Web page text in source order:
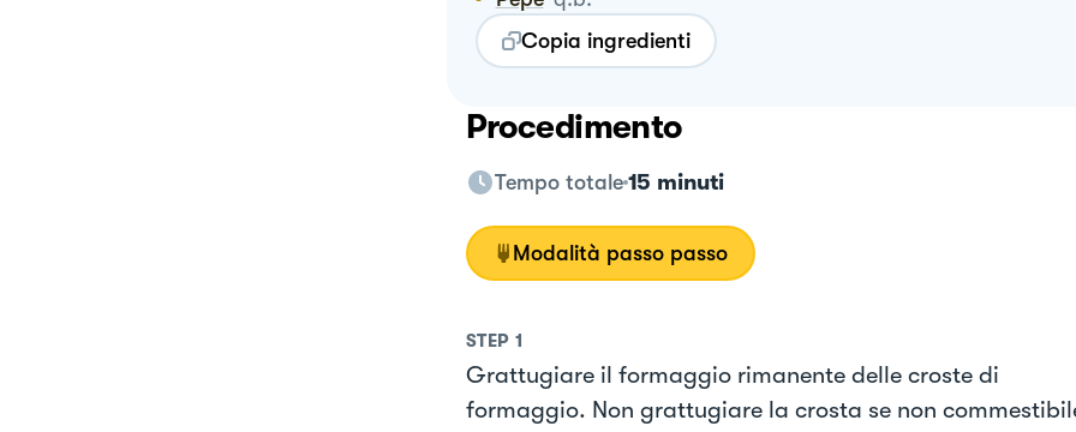
Copia ingredienti
Procedimento
Tempo totale 15 minuti
Modalità passo passo
STEP 1
Grattugiare il formaggio rimanente delle croste di
formaggio. Non grattugiare la crosta se non